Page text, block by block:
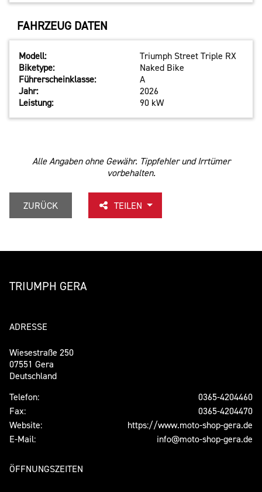
FAHRZEUG DATEN
Modell:
Triumph Street Triple RX
Biketype:
Naked Bike
Führerscheinklasse:
A
Jahr:
2026
Leistung:
90 kW
Alle Angaben ohne Gewähr. Tippfehler und Irrtümer
vorbehalten.
ZURÜCK TEILEN
TRIUMPH GERA
ADRESSE
Wiesestraße 250
07551 Gera
Deutschland
Telefon:
0365-4204460
Fax:
0365-4204470
Website:
https://www.moto-shop-gera.de
E-Mail:
info@moto-shop-gera.de
ÖFFNUNGSZEITEN